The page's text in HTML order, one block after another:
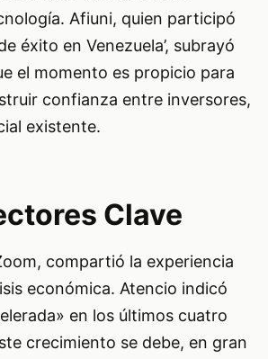
Afiuni, quien participó
éxito en Venezuela’, subrayó
el momento es propicio para
confianza entre inversores,
existente.
Clave
compartió la experiencia
económica. Atencio indicó
en los últimos cuatro
crecimiento se debe, en gran